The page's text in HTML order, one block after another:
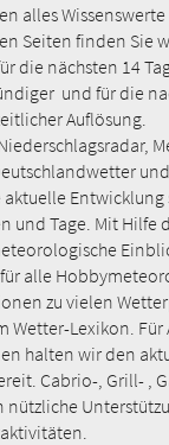
alles
Seiten finden Sie
die nächsten 14
und für die
Auflösung.
Entwicklung
und Tage. Mit Hilfe
alle
zu vielen
Wetter-Lexikon. Für
halten wir den
Cabrio-, Grill- ,
nützliche